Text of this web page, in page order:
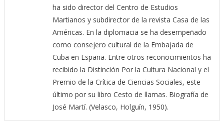
ha sido director del Centro de Estudios
Martianos y subdirector de la revista Casa de las
Américas. En la diplomacia se ha desempeñado
como consejero cultural de la Embajada de
Cuba en España. Entre otros reconocimientos ha
recibido la Distinción Por la Cultura Nacional y el
Premio de la Crítica de Ciencias Sociales, este
último por su libro Cesto de llamas. Biografía de
José Martí. (Velasco, Holguín, 1950).